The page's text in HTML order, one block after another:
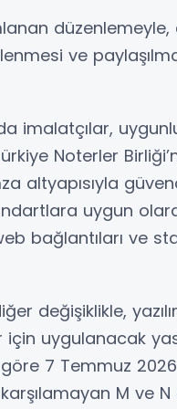
ve
imalatçılar,
Noterler
altyapısıyla
uygun
bağlantıları ve
değişiklikle,
uygulanacak
7 Temmuz
M ve